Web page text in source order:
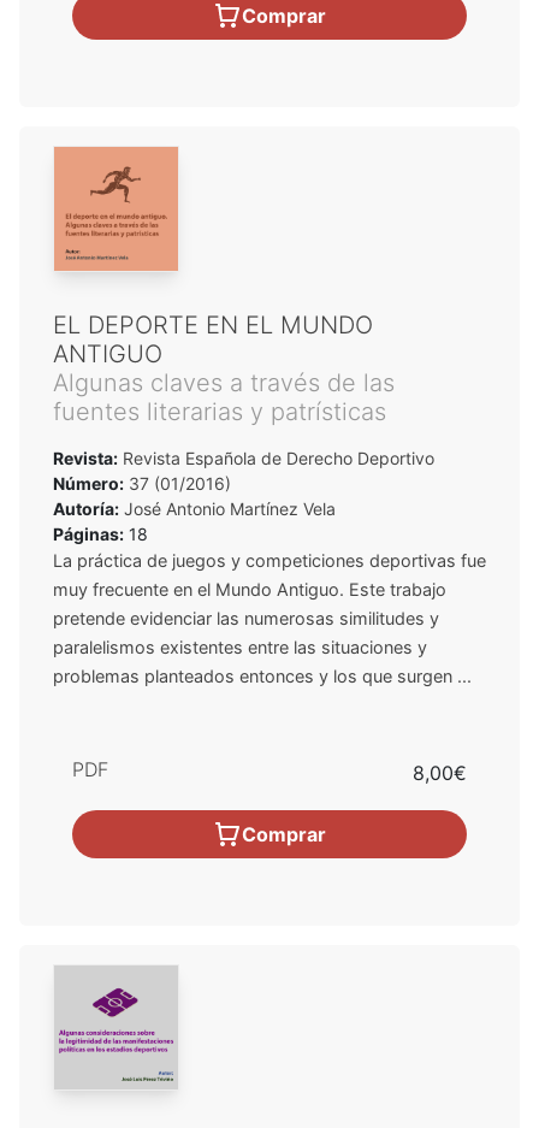
Comprar
EL DEPORTE EN EL MUNDO
ANTIGUO
Algunas claves a través de las
fuentes literarias y patrísticas
Revista: Revista Española de Derecho Deportivo
Número: 37 (01/2016)
Autoría: José Antonio Martínez Vela
Páginas: 18
La práctica de juegos y competiciones deportivas fue
muy frecuente en el Mundo Antiguo. Este trabajo
pretende evidenciar las numerosas similitudes y
paralelismos existentes entre las situaciones y
problemas planteados entonces y los que surgen ...
PDF 8,00€
Comprar